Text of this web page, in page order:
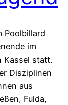
Poolbillard
im
Kassel statt.
Disziplinen
aus
Fulda,